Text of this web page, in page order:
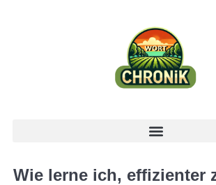
Wie lerne ich, effizienter